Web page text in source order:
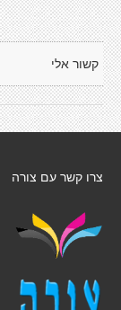
קשור אלי
צרו קשר עם צורה